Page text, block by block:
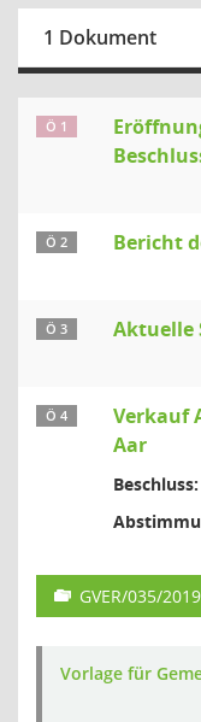
1 Dokument
Ö 1
Ö 2 Bericht
Ö 3 Aktuelle
Ö 4
Verkauf
Aar
Beschluss:
GVER/035/2019
Vorlage für